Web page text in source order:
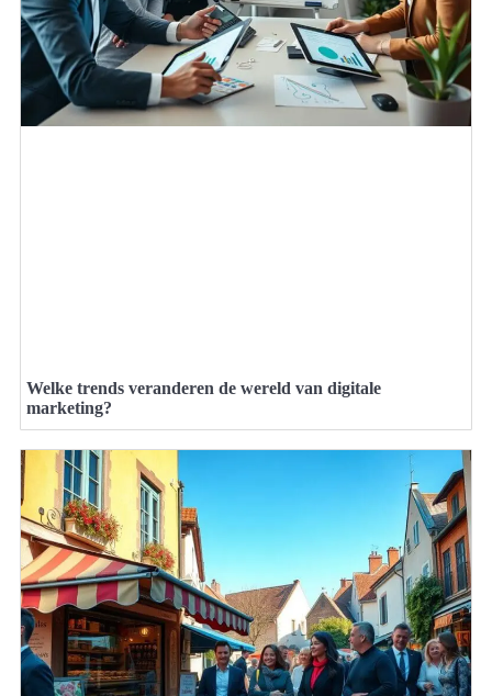
Welke trends veranderen de wereld van digitale
marketing?